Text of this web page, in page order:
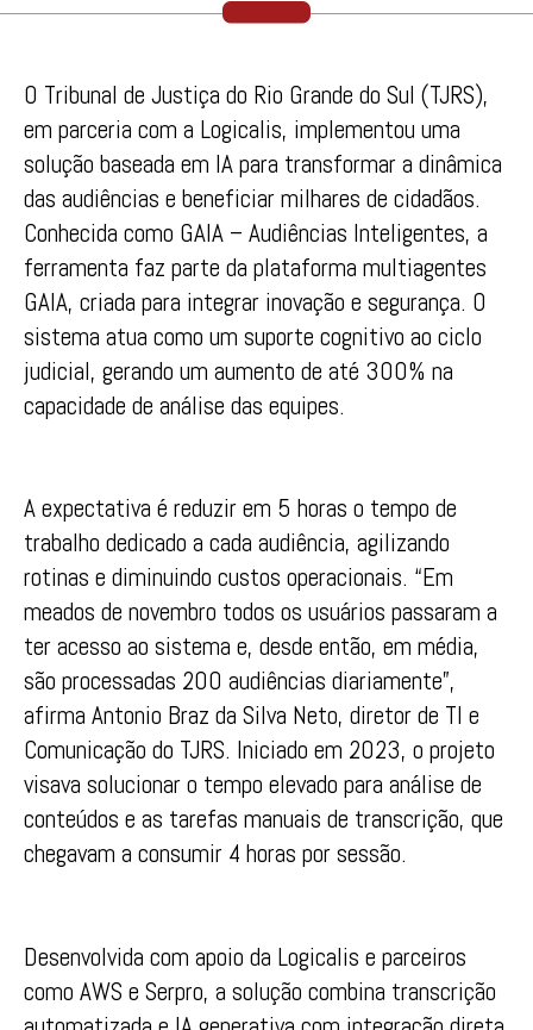
O Tribunal de Justiça do Rio Grande do Sul (TJRS),
em parceria com a Logicalis, implementou uma
solução baseada em IA para transformar a dinâmica
das audiências e beneficiar milhares de cidadãos.
Conhecida como GAIA – Audiências Inteligentes, a
ferramenta faz parte da plataforma multiagentes
GAIA, criada para integrar inovação e segurança. O
sistema atua como um suporte cognitivo ao ciclo
judicial, gerando um aumento de até 300% na
capacidade de análise das equipes.
A expectativa é reduzir em 5 horas o tempo de
trabalho dedicado a cada audiência, agilizando
rotinas e diminuindo custos operacionais. “Em
meados de novembro todos os usuários passaram a
ter acesso ao sistema e, desde então, em média,
são processadas 200 audiências diariamente”,
afirma Antonio Braz da Silva Neto, diretor de TI e
Comunicação do TJRS. Iniciado em 2023, o projeto
visava solucionar o tempo elevado para análise de
conteúdos e as tarefas manuais de transcrição, que
chegavam a consumir 4 horas por sessão.
Desenvolvida com apoio da Logicalis e parceiros
como AWS e Serpro, a solução combina transcrição